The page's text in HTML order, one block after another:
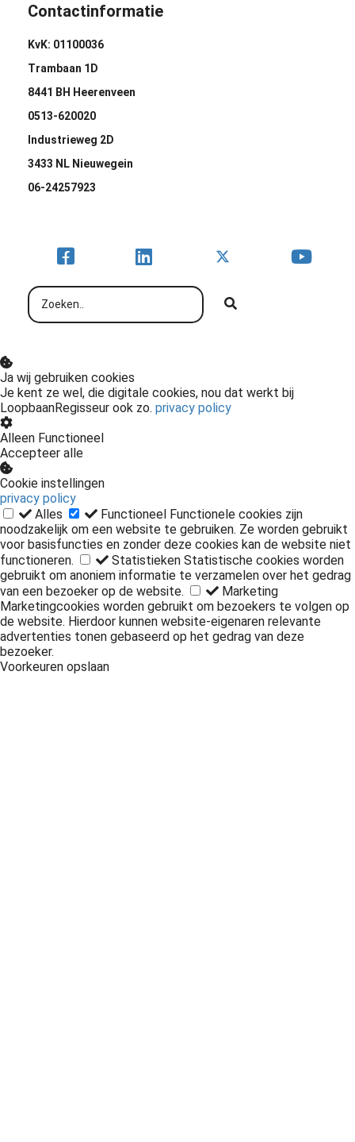
Contactinformatie
KvK: 01100036
Trambaan 1D
8441 BH Heerenveen
0513-620020
Industrieweg 2D
3433 NL Nieuwegein
06-24257923
Ja wij gebruiken cookies
Je kent ze wel, die digitale cookies, nou dat werkt bij
LoopbaanRegisseur ook zo. privacy policy
Alleen Functioneel
Accepteer alle
Cookie instellingen
privacy policy
Alles
Functioneel Functionele cookies zijn
noodzakelijk om een website te gebruiken. Ze worden gebruikt
voor basisfuncties en zonder deze cookies kan de website niet
functioneren.
Statistieken Statistische cookies worden
gebruikt om anoniem informatie te verzamelen over het gedrag
van een bezoeker op de website.
Marketing
Marketingcookies worden gebruikt om bezoekers te volgen op
de website. Hierdoor kunnen website-eigenaren relevante
advertenties tonen gebaseerd op het gedrag van deze
bezoeker.
Voorkeuren opslaan